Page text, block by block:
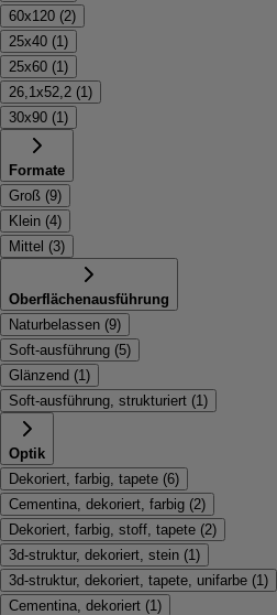
60x120 (2)
25x40 (1)
25x60 (1)
26,1x52,2 (1)
30x90 (1)
Formate
Groß (9)
Klein (4)
Mittel (3)
Oberflächenausführung
Naturbelassen (9)
Soft-ausführung (5)
Glänzend (1)
Soft-ausführung, strukturiert (1)
Optik
Dekoriert, farbig, tapete (6)
Cementina, dekoriert, farbig (2)
Dekoriert, farbig, stoff, tapete (2)
3d-struktur, dekoriert, stein (1)
3d-struktur, dekoriert, tapete, unifarbe (1)
Cementina, dekoriert (1)